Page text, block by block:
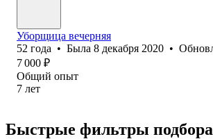
Уборщица вечерняя
52 года • Была 8 декабря 2020 •
7 000 ₽
Общий опыт
7 лет
Быстрые фильтры